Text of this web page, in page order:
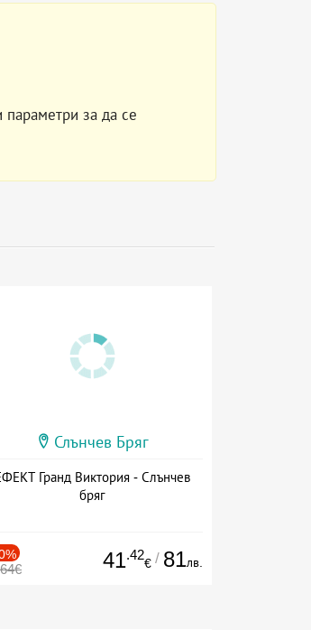
параметри за да се
Слънчев Бряг
Гранд Виктория - Слънчев
бряг
41.42
€ / 81лв.